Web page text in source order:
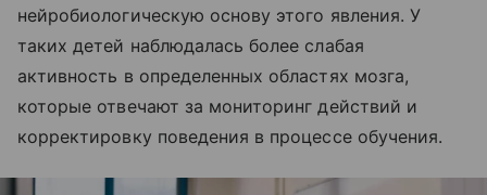
нейробиологическую основу этого явления. У
таких детей наблюдалась более слабая
активность в определенных областях мозга,
которые отвечают за мониторинг действий и
корректировку поведения в процессе обучения.